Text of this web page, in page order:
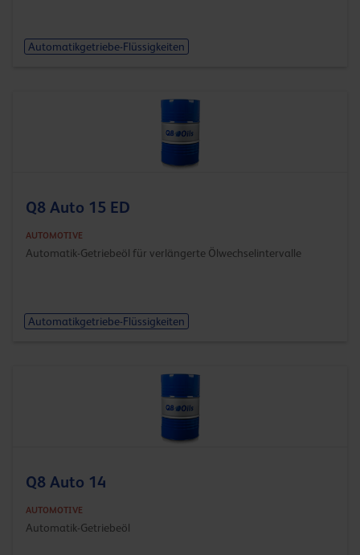
Automatikgetriebe-Flüssigkeiten
Q8 Auto 15 ED
AUTOMOTIVE
Automatik-Getriebeöl für verlängerte Ölwechselintervalle
Automatikgetriebe-Flüssigkeiten
Q8 Auto 14
AUTOMOTIVE
Automatik-Getriebeöl